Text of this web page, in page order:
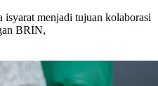
isyarat menjadi tujuan kolaborasi
BRIN,